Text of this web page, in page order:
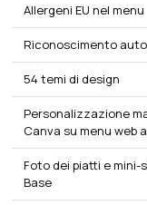
Allergeni EU nel menu
Riconoscimento
54 temi di design
Personalizzazione
Canva su menu web
Foto dei piatti e mini-
Base